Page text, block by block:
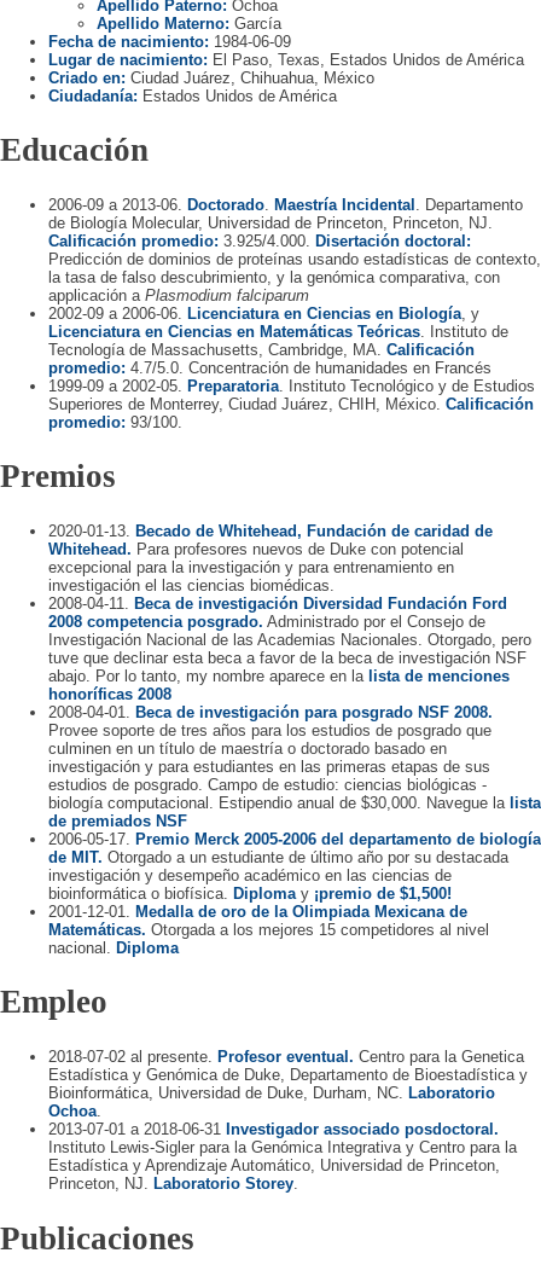
Apellido Paterno: Ochoa
Apellido Materno: García
Fecha de nacimiento: 1984-06-09
Lugar de nacimiento: El Paso, Texas, Estados Unidos de América
Criado en: Ciudad Juárez, Chihuahua, México
Ciudadanía: Estados Unidos de América
Educación
2006-09 a 2013-06. Doctorado Maestría Incidental
. Departamento
de Biología Molecular, Universidad de Princeton, Princeton, NJ.
Calificación promedio: 3.925/4.000.
Disertación doctoral:
Predicción de dominios de proteínas usando estadísticas de contexto,
la tasa de falso descubrimiento, y la genómica comparativa, con
applicación a Plasmodium falciparum
2002-09 a 2006-06.
Licenciatura en Ciencias en Biología , y
Licenciatura en Ciencias en Matemáticas Teóricas . Instituto de
Tecnología de Massachusetts, Cambridge, MA. Calificación
promedio: 4.7/5.0. Concentración de humanidades en Francés
1999-09 a 2002-05.
Preparatoria . Instituto Tecnológico y de Estudios
Superiores de Monterrey, Ciudad Juárez, CHIH, México. Calificación
promedio: 93/100.
Premios
2020-01-13. Becado de Whitehead, Fundación de caridad de
Whitehead. Para profesores nuevos de Duke con potencial
excepcional para la investigación y para entrenamiento en
investigación el las ciencias biomédicas.
2008-04-11. Beca de investigación Diversidad Fundación Ford
2008 competencia posgrado. Administrado por el Consejo de
Investigación Nacional de las Academias Nacionales. Otorgado, pero
tuve que declinar esta beca a favor de la beca de investigación NSF
abajo. Por lo tanto, my nombre aparece en la lista de menciones
honoríficas 2008
2008-04-01. Beca de investigación para posgrado NSF 2008.
Provee soporte de tres años para los estudios de posgrado que
culminen en un título de maestría o doctorado basado en
investigación y para estudiantes en las primeras etapas de sus
estudios de posgrado. Campo de estudio: ciencias biológicas -
biología computacional. Estipendio anual de $30,000. Navegue la lista
de premiados NSF
2006-05-17. Premio Merck 2005-2006 del departamento de biología
de MIT. Otorgado a un estudiante de último año por su destacada
investigación y desempeño académico en las ciencias de
bioinformática o biofísica. Diplomay ¡premio de $1,500!
2001-12-01. Medalla de oro de la Olimpiada Mexicana de
Matemáticas. Otorgada a los mejores 15 competidores al nivel
nacional. Diploma
Empleo
2018-07-02 al presente. Profesor eventual. Centro para la Genetica
Estadística y Genómica de Duke, Departamento de Bioestadística y
Bioinformática, Universidad de Duke, Durham, NC. Laboratorio
Ochoa.
2013-07-01 a 2018-06-31 Investigador associado posdoctoral.
Instituto Lewis-Sigler para la Genómica Integrativa y Centro para la
Estadística y Aprendizaje Automático, Universidad de Princeton,
Princeton, NJ. Laboratorio Storey.
Publicaciones